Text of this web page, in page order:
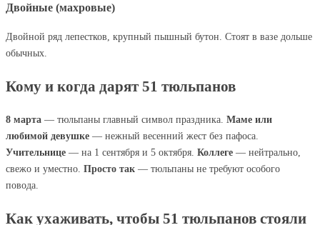
Двойные (махровые)
Двойной ряд лепестков, крупный пышный бутон. Стоят в вазе дольше
обычных.
Кому и когда дарят 51 тюльпанов
8 марта — тюльпаны главный символ праздника. Маме или
любимой девушке — нежный весенний жест без пафоса.
Учительнице — на 1 сентября и 5 октября. Коллеге — нейтрально,
свежо и уместно. Просто так — тюльпаны не требуют особого
повода.
Как ухаживать, чтобы 51 тюльпанов стояли